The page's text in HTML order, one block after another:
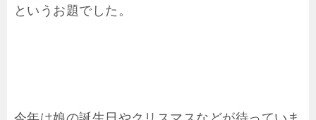
というお題でした。